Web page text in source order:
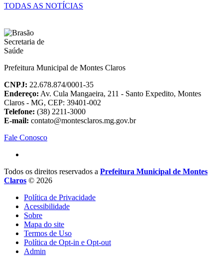
TODAS AS NOTÍCIAS
Prefeitura Municipal de Montes Claros
CNPJ: 22.678.874/0001-35
Endereço: Av. Cula Mangaeira, 211 - Santo Expedito, Montes
Claros - MG, CEP: 39401-002
Telefone: (38) 2211-3000
E-mail: contato@montesclaros.mg.gov.br
Fale Conosco
Todos os direitos reservados a Prefeitura Municipal de Montes
Claros © 2026
Política de Privacidade
Acessibilidade
Sobre
Mapa do site
Termos de Uso
Política de Opt-in e Opt-out
Admin